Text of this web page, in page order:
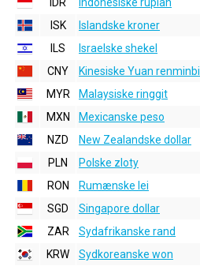
ISK
Islandske kroner
ILS
Israelske shekel
CNY
Kinesiske Yuan renminbi
MYR
Malaysiske ringgit
MXN
Mexicanske peso
NZD
New Zealandske dollar
PLN
Polske zloty
RON
Rumænske lei
SGD
Singapore dollar
ZAR
Sydafrikanske rand
KRW
Sydkoreanske won